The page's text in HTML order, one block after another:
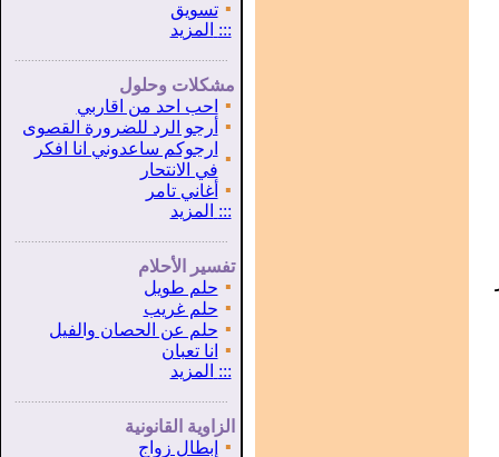
▪ تسويق
::: المزيد
مشكلات وحلول
▪
احب احد من اقاربي
▪
أرجو الرد للضرورة القصوى
▪
ارجوكم ساعدوني انا افكر
في الانتحار
▪ أغاني تامر
::: المزيد
تفسير الأحلام
▪ حلم طويل
▪ حلم غريب
▪ حلم عن الحصان والفيل
▪
انا تعبان
::: المزيد
الزاوية القانونية
▪
إبطال زواج